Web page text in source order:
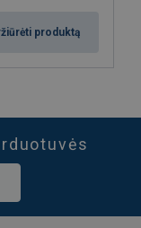
produktą